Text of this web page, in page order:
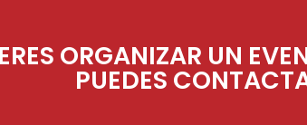
ORGANIZAR UN
PUEDES